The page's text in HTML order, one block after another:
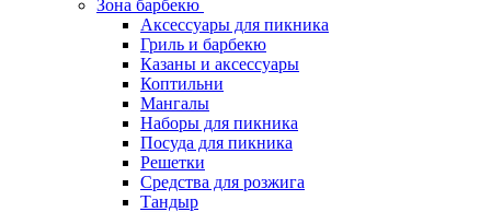
Зона барбекю
Аксессуары для пикника
Гриль и барбекю
Казаны и аксессуары
Коптильни
Мангалы
Наборы для пикника
Посуда для пикника
Решетки
Средства для розжига
Тандыр